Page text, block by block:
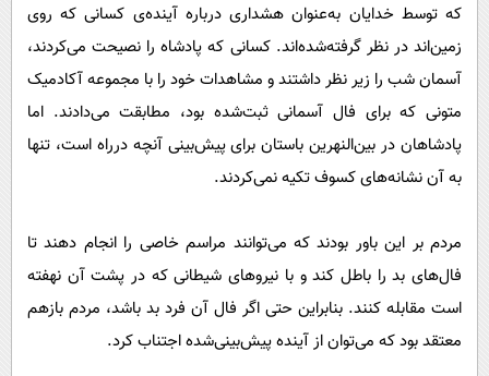
که توسط خدایان به‌عنوان هشداری درباره آینده‌ی کسانی که روی
زمین‌اند در نظر گرفته‌شده‌اند. کسانی که پادشاه را نصیحت می‌کردند،
آسمان شب را زیر نظر داشتند و مشاهدات خود را با مجموعه آکادمیک
متونی که برای فال آسمانی ثبت‌شده بود، مطابقت می‌دادند. اما
پادشاهان در بین‌النهرین باستان برای پیش‌بینی آنچه درراه است، تنها
به آن نشانه‌های کسوف تکیه نمی‌کردند.
مردم بر این باور بودند که می‌توانند مراسم خاصی را انجام دهند تا
فال‌های بد را باطل کند و با نیروهای شیطانی که در پشت آن نهفته
است مقابله کنند. بنابراین حتی اگر فال آن فرد بد باشد، مردم بازهم
معتقد بود که می‌توان از آینده پیش‌بینی‌شده اجتناب کرد.